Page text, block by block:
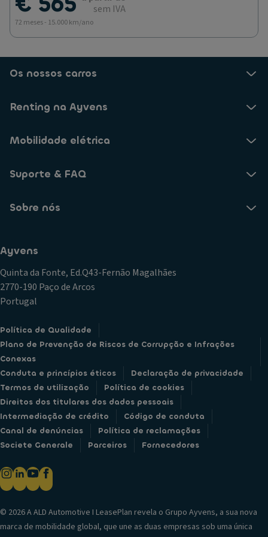
sem IVA
72 meses - 15.000 km/ano
Os nossos carros
Renting na Ayvens
Mobilidade elétrica
Suporte & FAQ
Sobre nós
Ayvens
Quinta da Fonte, Ed.Q43-Fernão Magalhães
2770-190 Paço de Arcos
Portugal
Política de Qualidade
Plano de Prevenção de Riscos de Corrupção e Infrações
Conexas
Conduta e princípios éticos
Declaração de privacidade
Termos de utilização
Política de cookies
Direitos dos titulares dos dados pessoais
Intermediação de crédito
Código de conduta
Canal de denúncias
Política de reclamações
Societe Generale
Parceiros Fornecedores
© 2026 A ALD Automotive I LeasePlan revela o Grupo Ayvens, a sua nova
marca de mobilidade global, que une as duas empresas sob uma única